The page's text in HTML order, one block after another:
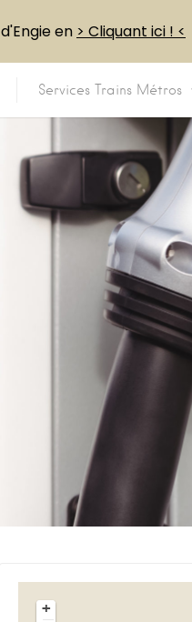
Services Trains Métros
+
d'Engie en > Cliquant ici ! <